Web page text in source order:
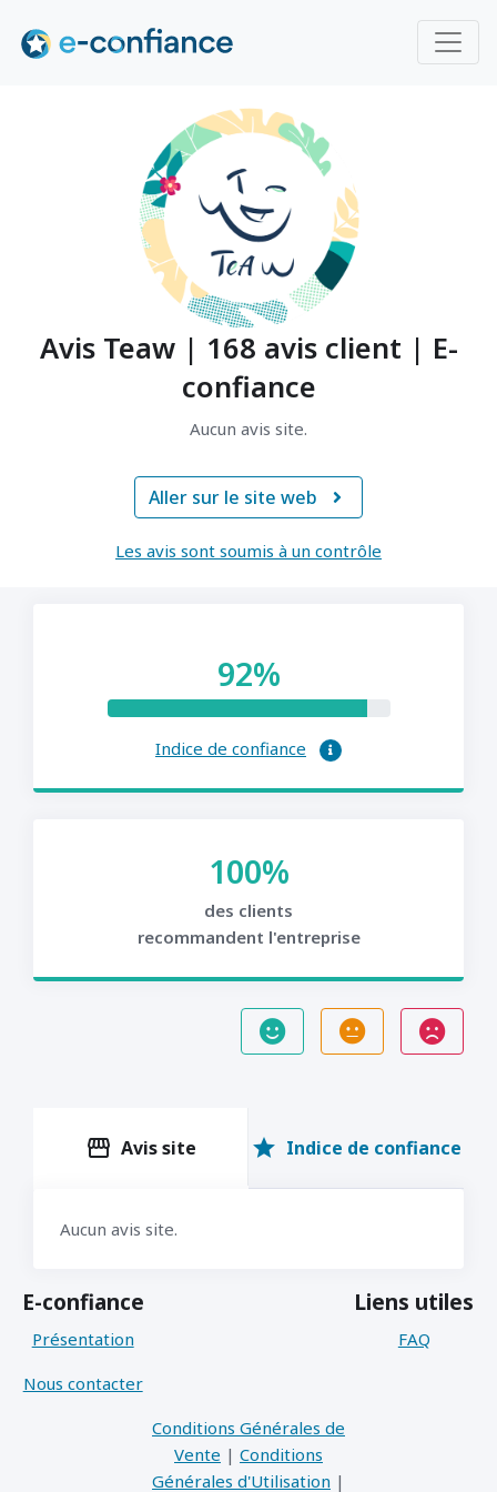
Avis Teaw | 168 avis client | E-
confiance
Aucun avis site.
Aller sur le site web 
Les avis sont soumis à un contrôle
92%
Indice de confiance
100%
des clients
recommandent l'entreprise
storefront Avis site star Indice de confiance
Aucun avis site.
E-confiance
Présentation
Nous contacter
Liens utiles
FAQ
Conditions Générales de
Vente | Conditions
Générales d'Utilisation |